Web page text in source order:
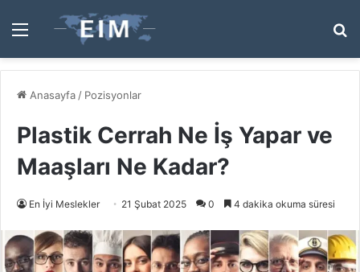
Menü
...
Anasayfa / Pozisyonlar
Plastik Cerrah Ne İş Yapar ve
Maaşları Ne Kadar?
En İyi Meslekler 21 Şubat 2025 0 4 dakika okuma süresi